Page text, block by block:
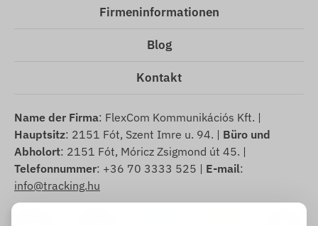
Firmeninformationen
Blog
Kontakt
Name der Firma: FlexCom Kommunikációs Kft. |
Hauptsitz: 2151 Fót, Szent Imre u. 94. | Büro und
Abholort: 2151 Fót, Móricz Zsigmond út 45. |
Telefonnummer: +36 70 3333 525 | E-mail:
info@tracking.hu